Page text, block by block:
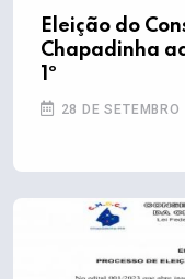
Eleição do
Chapadinha
1º
28 DE SETEMBRO